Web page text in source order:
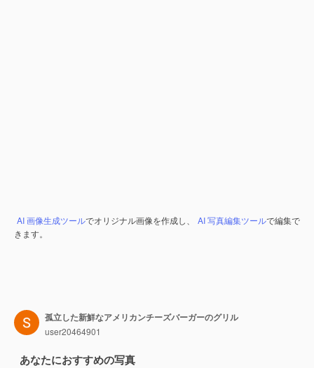
AI 画像生成ツールでオリジナル画像を作成し、 AI 写真編集ツールで編集で
きます。
孤立した新鮮なアメリカンチーズバーガーのグリル
user20464901
あなたにおすすめの写真